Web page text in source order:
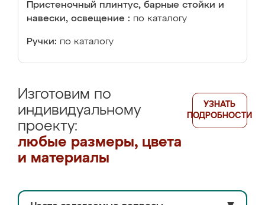
Пристеночный плинтус, барные стойки и
навески, освещение : по каталогу
Ручки: по каталогу
Изготовим по
индивидуальному
проекту:
любые размеры, цвета
и материалы
УЗНАТЬ
ПОДРОБНОСТИ